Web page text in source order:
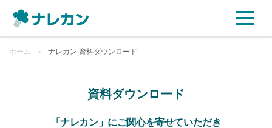
ご利用プラン
ご利用企業様の声
ホーム ＞ ナレカン 資料ダウンロード
資料ダウンロード
「ナレカン」にご関心を寄せていただき